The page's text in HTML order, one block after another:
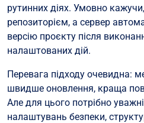
рутинних діях. Умовно
репозиторієм, а сервер
версію проєкту після
налаштованих дій.
Перевага підходу очевидна:
швидше оновлення, краща
Але для цього потрібно
налаштувань безпеки,